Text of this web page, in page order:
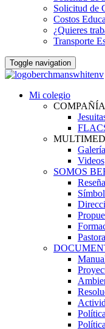
Solicitud de
Costos
¿Quieres
Transporte
Toggle navigation
Mi colegio
Videos
SOMOS